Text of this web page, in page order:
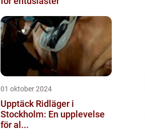
01 oktober 2024
Upptäck Ridläger i
Stockholm: En upplevelse
för al...